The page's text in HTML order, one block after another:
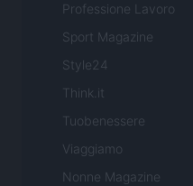
Professione Lavoro
Sport Magazine
Style24
Think.it
Tuobenessere
Viaggiamo
Nonne Magazine